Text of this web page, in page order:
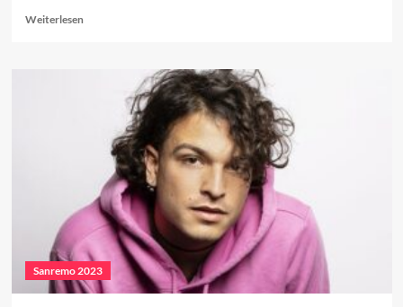
WeiterlesenRead
Abend
Sanremo 2023